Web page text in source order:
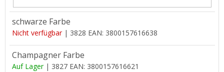
schwarze Farbe
Nicht verfügbar | 3828 EAN: 3800157616638
Champagner Farbe
Auf Lager | 3827 EAN: 3800157616621